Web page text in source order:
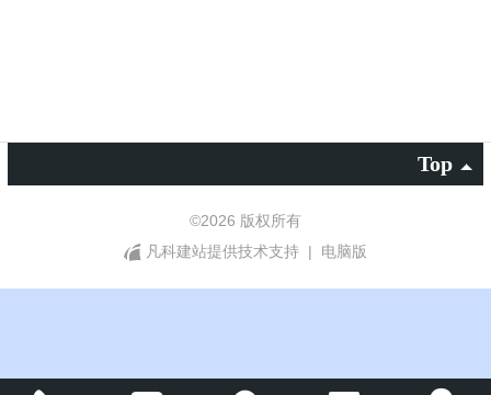
Top
©2026 版权所有
凡科建站提供技术支持
| 电脑版